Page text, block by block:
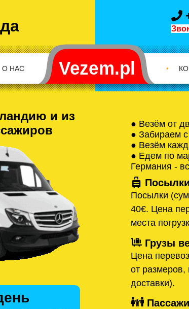
О НАС •
и из
● Везём от
● Забираем
● Везём
● Едем по
Германия -
Посылки
40€. Цена
места
Грузы
Цена
от размеров,
доставки).